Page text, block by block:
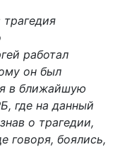
трагедия
работал
он был
в ближайшую
где на данный
о трагедии,
говоря, боялись,